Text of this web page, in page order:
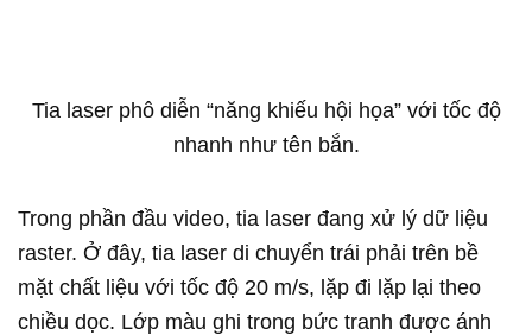
Tia laser phô diễn “năng khiếu hội họa” với tốc độ
nhanh như tên bắn.
Trong phần đầu video, tia laser đang xử lý dữ liệu
raster. Ở đây, tia laser di chuyển trái phải trên bề
mặt chất liệu với tốc độ 20 m/s, lặp đi lặp lại theo
chiều dọc. Lớp màu ghi trong bức tranh được ánh